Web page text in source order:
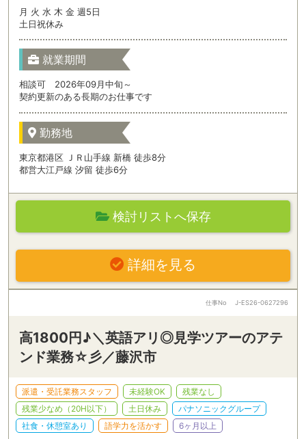
月 火 水 木 金 週5日
土日祝休み
就業期間
相談可 2026年09月中旬～
契約更新のある長期のお仕事です
勤務地
東京都港区 ＪＲ山手線 新橋 徒歩8分
都営大江戸線 汐留 徒歩6分
検討リストへ保存
詳細を見る
仕事No J-ES26-0627296
高1800円♪＼英語アリ◎見学ツアーのアテ
ンド業務☆彡／藤沢市
派遣・受託業務スタッフ 未経験OK
残業なし
残業少なめ（20H以下）
土日休み
パナソニックグループ
社食・休憩室あり
語学力を活かす 6ヶ月以上